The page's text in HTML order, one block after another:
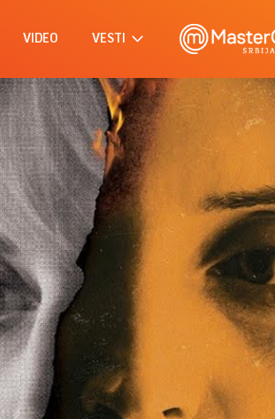
VIDEO VESTI